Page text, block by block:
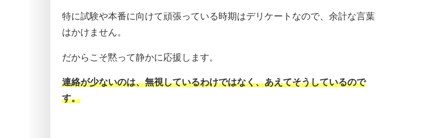
特に試験や本番に向けて頑張っている時期はデリケートなので、余計な言葉
はかけません。
だからこそ黙って静かに応援します。
連絡が少ないのは、無視しているわけではなく、あえてそうしているので
す。